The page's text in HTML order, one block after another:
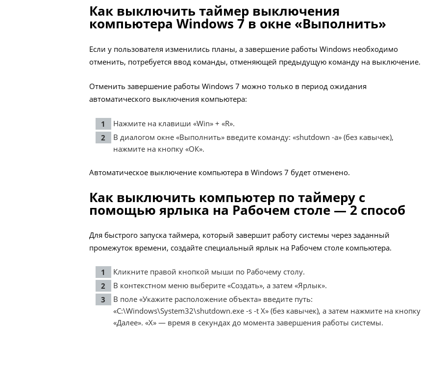
Как выключить таймер выключения
компьютера Windows 7 в окне «Выполнить»
Если у пользователя изменились планы, а завершение работы Windows необходимо
отменить, потребуется ввод команды, отменяющей предыдущую команду на выключение.
Отменить завершение работы Windows 7 можно только в период ожидания
автоматического выключения компьютера:
Нажмите на клавиши «Win» + «R».
В диалогом окне «Выполнить» введите команду: «shutdown -a» (без кавычек),
нажмите на кнопку «ОК».
Автоматическое выключение компьютера в Windows 7 будет отменено.
Как выключить компьютер по таймеру с
помощью ярлыка на Рабочем столе — 2 способ
Для быстрого запуска таймера, который завершит работу системы через заданный
промежуток времени, создайте специальный ярлык на Рабочем столе компьютера.
Кликните правой кнопкой мыши по Рабочему столу.
В контекстном меню выберите «Создать», а затем «Ярлык».
В поле «Укажите расположение объекта» введите путь:
«C:\Windows\System32\shutdown.exe -s -t X» (без кавычек), а затем нажмите на кнопку
«Далее». «X» — время в секундах до момента завершения работы системы.